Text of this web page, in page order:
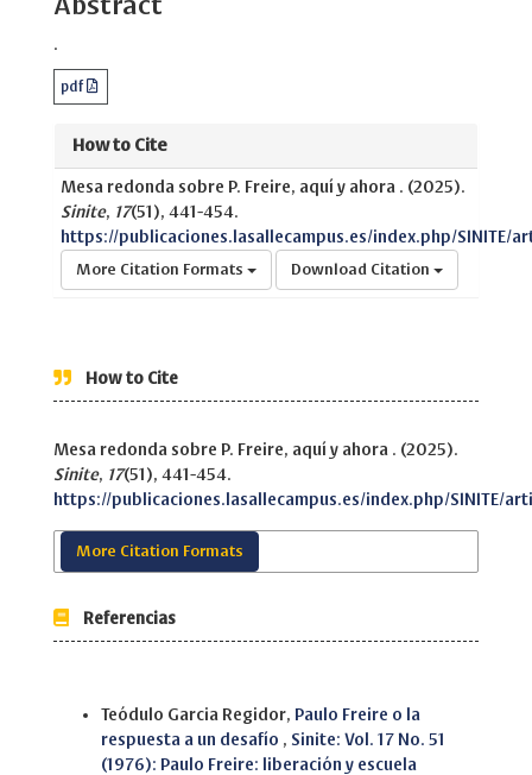
.
pdf
How to Cite
Mesa redonda sobre P. Freire, aquí y ahora . (2025).
Sinite, 17(51), 441-454.
https://publicaciones.lasallecampus.es/index.php/SINITE/
More Citation Formats Download Citation
How to Cite
Mesa redonda sobre P. Freire, aquí y ahora . (2025).
Sinite, 17(51), 441-454.
https://publicaciones.lasallecampus.es/index.php/SINITE/
More Citation Formats
Referencias
Teódulo Garcia Regidor, Paulo Freire o la
respuesta a un desafío , Sinite: Vol. 17 No. 51
(1976): Paulo Freire: liberación y escuela